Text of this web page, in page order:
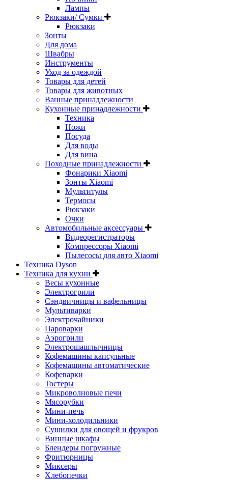
Лампы
Рюкзаки/ Сумки
Рюкзаки
Зонты
Для дома
Швабры
Инструменты
Уход за одеждой
Товары для детей
Товары для животных
Ванные принадлежности
Кухонные принадлежности
Техника
Ножи
Посуда
Для воды
Для вина
Походные принадлежности
Фонарики Xiaomi
Зонты Xiaomi
Мультитулы
Термосы
Рюкзаки
Очки
Автомобильные аксессуары
Видеорегистраторы
Компрессоры Xiaomi
Пылесосы для авто Xiaomi
Техника Dyson
Техника для кухни
Весы кухонные
Электрогрили
Сэндвичницы и вафельницы
Мультиварки
Электрочайники
Пароварки
Аэрогрили
Электрошашлычницы
Кофемашины капсульные
Кофемашины автоматические
Кофеварки
Тостеры
Микроволновые печи
Мясорубки
Мини-печь
Мини-холодильники
Сушилки для овощей и фрукров
Винные шкафы
Блендеры погружные
Фритюрницы
Миксеры
Хлебопечки